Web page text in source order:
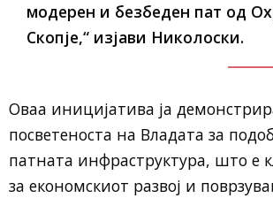
модерен и безбеден пат од
Скопје,“ изјави Николоски.
Оваа иницијатива ја
посветеноста на Владата за
патната инфраструктура, што е
за економскиот развој и